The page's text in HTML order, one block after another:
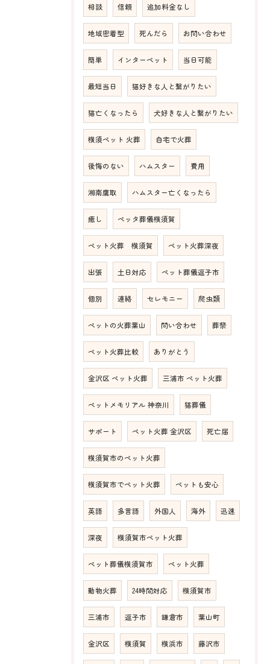
相談 信頼 追加料金なし
地域密着型 死んだら お問い合わせ
簡単 インターペット 当日可能
最短当日 猫好きな人と繋がりたい
猫亡くなったら 犬好きな人と繋がりたい
横須ペット 火葬 自宅で火葬
後悔のない ハムスター 費用
湘南鷹取 ハムスター亡くなったら
癒し ペッタ葬儀横須賀
ペット火葬 横須賀 ペット火葬深夜
出張 土日対応 ペット葬儀逗子市
個別 連絡 セレモニー 爬虫類
ペットの火葬葉山 問い合わせ 葬祭
ペット火葬比較 ありがとう
金沢区 ペット火葬 三浦市 ペット火葬
ペットメモリアル 神奈川 猫葬儀
サポート ペット火葬 金沢区 死亡届
横須賀市のペット火葬
横須賀市でペット火葬 ペットも安心
英語 多言語 外国人 海外 迅速
深夜 横須賀市ペット火葬
ペット葬儀横須賀市 ペット火葬
動物火葬 24時間対応 横須賀市
三浦市 逗子市 鎌倉市 葉山町
金沢区 横須賀 横浜市 藤沢市